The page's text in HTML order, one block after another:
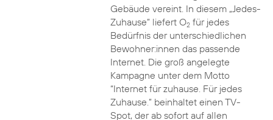
Gebäude vereint. In diesem „Jedes-
Zuhause” liefert O2für jedes
Bedürfnis der unterschiedlichen
Bewohner:innen das passende
Internet. Die groß angelegte
Kampagne unter dem Motto
“Internet für zuhause. Für jedes
Zuhause.” beinhaltet einen TV-
Spot, der ab sofort auf allen